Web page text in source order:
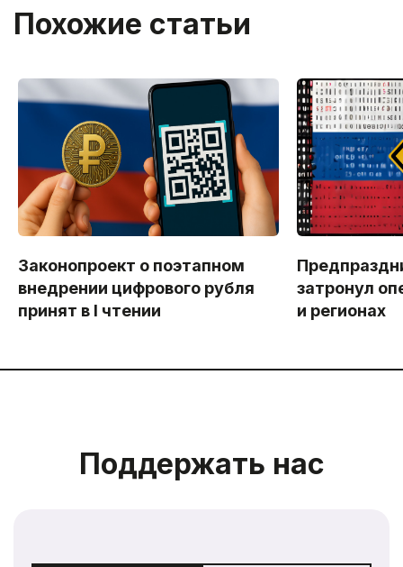
Похожие статьи
Законопроект о поэтапном
внедрении цифрового рубля
принят в I чтении
затронул
и регионах
Поддержать нас